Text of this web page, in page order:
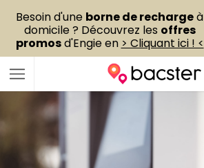
Besoin d'une borne de rechargeà
domicile ? Découvrez les offres
promosd'Engie en > Cliquant ici ! <